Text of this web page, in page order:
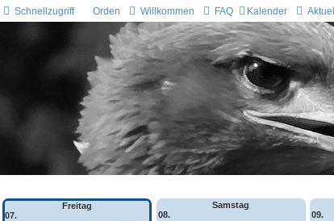
Schnellzugriff Orden Willkommen FAQ Kalender Aktuell
Freitag
07.
Samstag
08.
09.